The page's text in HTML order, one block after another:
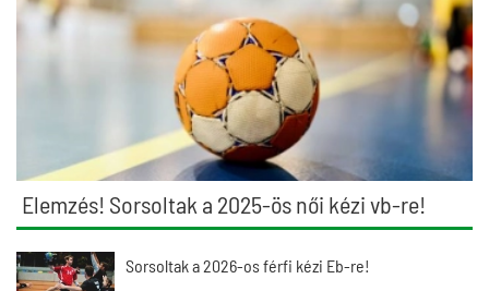
Elemzés! Sorsoltak a 2025-ös női kézi vb-re!
Sorsoltak a 2026-os férfi kézi Eb-re!